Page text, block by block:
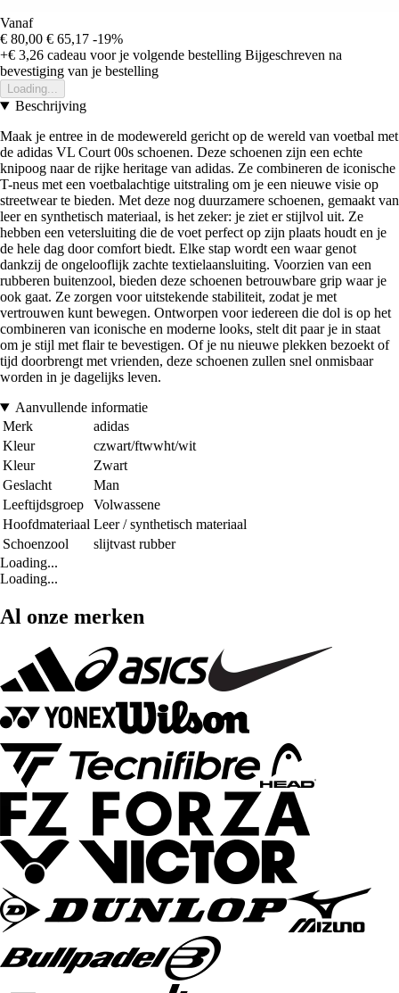
Vanaf
€ 80,00 € 65,17 -19%
+€ 3,26 cadeau voor je volgende bestelling Bijgeschreven na
bevestiging van je bestelling
Loading...
Beschrijving
Maak je entree in de modewereld gericht op de wereld van voetbal met
de adidas VL Court 00s schoenen. Deze schoenen zijn een echte
knipoog naar de rijke heritage van adidas. Ze combineren de iconische
T-neus met een voetbalachtige uitstraling om je een nieuwe visie op
streetwear te bieden. Met deze nog duurzamere schoenen, gemaakt van
leer en synthetisch materiaal, is het zeker: je ziet er stijlvol uit. Ze
hebben een vetersluiting die de voet perfect op zijn plaats houdt en je
de hele dag door comfort biedt. Elke stap wordt een waar genot
dankzij de ongelooflijk zachte textielaansluiting. Voorzien van een
rubberen buitenzool, bieden deze schoenen betrouwbare grip waar je
ook gaat. Ze zorgen voor uitstekende stabiliteit, zodat je met
vertrouwen kunt bewegen. Ontworpen voor iedereen die dol is op het
combineren van iconische en moderne looks, stelt dit paar je in staat
om je stijl met flair te bevestigen. Of je nu nieuwe plekken bezoekt of
tijd doorbrengt met vrienden, deze schoenen zullen snel onmisbaar
worden in je dagelijks leven.
Aanvullende informatie
Merk
adidas
Kleur
czwart/ftwwht/wit
Kleur
Zwart
Geslacht
Man
Leeftijdsgroep
Volwassene
Hoofdmateriaal Leer / synthetisch materiaal
Schoenzool
slijtvast rubber
Loading...
Loading...
Al onze merken